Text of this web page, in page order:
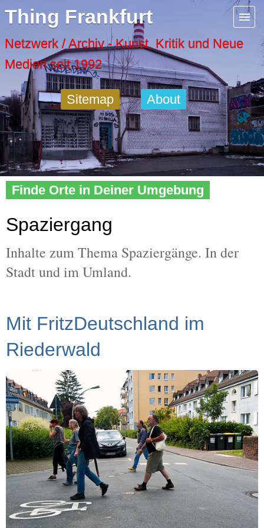
Thing Frankfurt
Netzwerk / Archiv - Kunst, Kritik und Neue
Medien seit 1992
Sitemap About
Home »Tags» Spaziergang
Finde Orte in Deiner Umgebung
Spaziergang
Inhalte zum Thema Spaziergänge. In der
Stadt und im Umland.
Mit FritzDeutschland im
Riederwald
Menu
Artspaces
Cool Places
Frankfurt Diary
Activity
Recent Posts